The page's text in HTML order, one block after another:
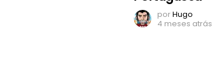
porHugo
4 meses atrás